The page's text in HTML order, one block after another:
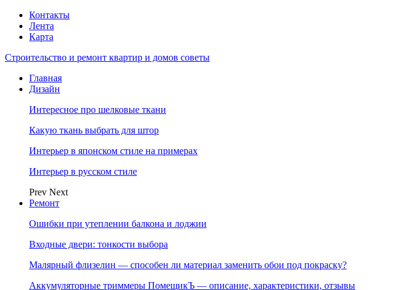
Контакты
Лента
Карта
Строительство и ремонт квартир и домов советы
Главная
Дизайн
Интересное про шелковые ткани
Какую ткань выбрать для штор
Интерьер в японском стиле на примерах
Интерьер в русском стиле
Prev Next
Ремонт
Ошибки при утеплении балкона и лоджии
Входные двери: тонкости выбора
Малярный флизелин — способен ли материал заменить обои под покраску?
Аккумуляторные триммеры ПомещикЪ — описание, характеристики, отзывы